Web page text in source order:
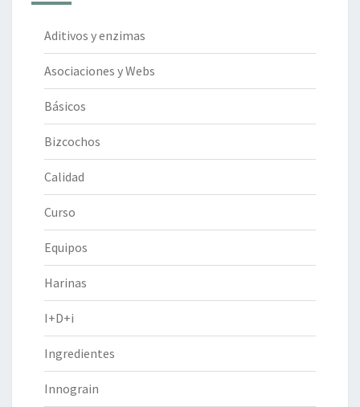
Aditivos y enzimas
Asociaciones y Webs
Básicos
Bizcochos
Calidad
Curso
Equipos
Harinas
I+D+i
Ingredientes
Innograin